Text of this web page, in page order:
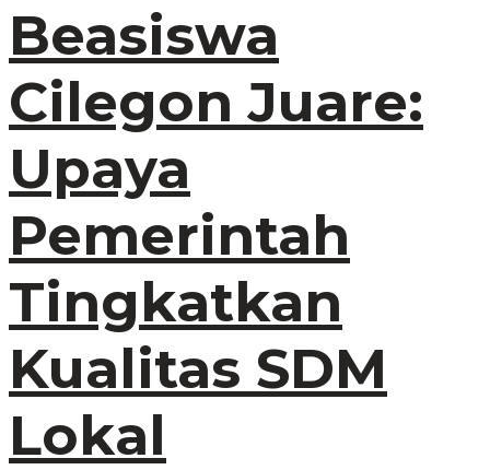
Beasiswa
Cilegon Juare:
Upaya
Pemerintah
Tingkatkan
Kualitas SDM
Lokal